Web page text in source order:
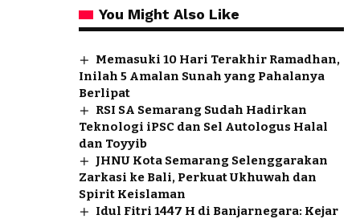
You Might Also Like
Memasuki 10 Hari Terakhir Ramadhan,
Inilah 5 Amalan Sunah yang Pahalanya
Berlipat
RSI SA Semarang Sudah Hadirkan
Teknologi iPSC dan Sel Autologus Halal
dan Toyyib
JHNU Kota Semarang Selenggarakan
Zarkasi ke Bali, Perkuat Ukhuwah dan
Spirit Keislaman
Idul Fitri 1447 H di Banjarnegara: Kejar